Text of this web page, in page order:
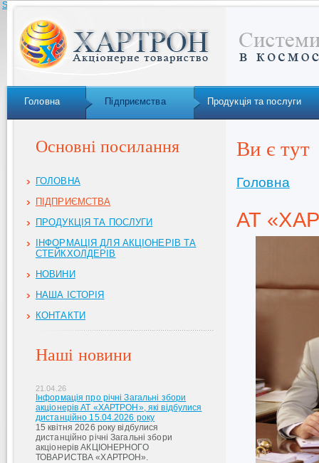
Skip to navigation
Головна Підприємства Продукція та послуги
Основні посилання
ГОЛОВНА
ПІДПРИЄМСТВА
ПРОДУКЦІЯ ТА ПОСЛУГИ
ІНФОРМАЦІЯ ДЛЯ АКЦІОНЕРІВ ТА
СТЕЙКХОЛДЕРІВ
НОВИНИ
НАША ІСТОРІЯ
КОНТАКТИ
Наші новини
21.04.26
Інформація про річні Загальні збори
акціонерів АТ «ХАРТРОН», які відбулися
дистанційно 15.04.2026 року
15 квітня 2026 року відбулися
дистанційно річні Загальні збори
акціонерів АКЦІОНЕРНОГО
ТОВАРИСТВА «ХАРТРОН».
Ви є тут
Головна
АТ